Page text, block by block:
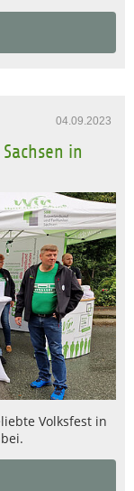
04.09.2023
in
Volksfest in